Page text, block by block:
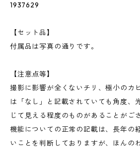
1937629
【セット品】
付属品は写真の通りです。
【注意点等】
撮影に影響が全くないチリ、極小のカ
は「なし」と記載されていても角度、
じて見える程度のものがあることがご
機能についての正常の記載は、長年の
いことを判断しておりますが、ほんの